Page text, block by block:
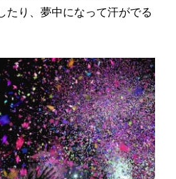
たり、夢中になって汗がでる